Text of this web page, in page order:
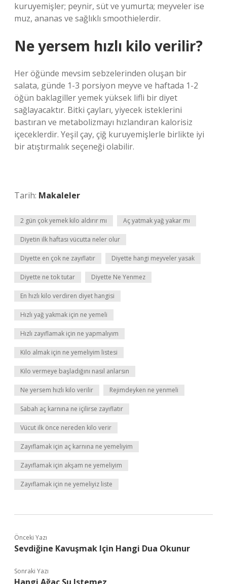
kuruyemişler; peynir, süt ve yumurta; meyveler ise
muz, ananas ve sağlıklı smoothielerdir.
Ne yersem hızlı kilo verilir?
Her öğünde mevsim sebzelerinden oluşan bir
salata, günde 1-3 porsiyon meyve ve haftada 1-2
öğün baklagiller yemek yüksek lifli bir diyet
sağlayacaktır. Bitki çayları, yiyecek isteklerini
bastıran ve metabolizmayı hızlandıran kalorisiz
içeceklerdir. Yeşil çay, çiğ kuruyemişlerle birlikte iyi
bir atıştırmalık seçeneği olabilir.
Tarih: Makaleler
2 gün çok yemek kilo aldırır mı Aç yatmak yağ yakar mı
Diyetin ilk haftası vücutta neler olur
Diyette en çok ne zayıflatır Diyette hangi meyveler yasak
Diyette ne tok tutar Diyette Ne Yenmez
En hızlı kilo verdiren diyet hangisi
Hızlı yağ yakmak için ne yemeli
Hızlı zayıflamak için ne yapmalıyım
Kilo almak için ne yemeliyim listesi
Kilo vermeye başladığını nasıl anlarsın
Ne yersem hızlı kilo verilir Rejimdeyken ne yenmeli
Sabah aç karnına ne içilirse zayıflatır
Vücut ilk önce nereden kilo verir
Zayıflamak için aç karnına ne yemeliyim
Zayıflamak için akşam ne yemeliyim
Zayıflamak için ne yemeliyiz liste
Önceki Yazı
Sevdiğine Kavuşmak Için Hangi Dua Okunur
Sonraki Yazı